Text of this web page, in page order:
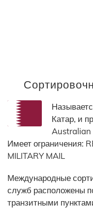
Катар, и
Australian
Имеет ограничения:
MILITARY MAIL
Международные
служб расположены
транзитными